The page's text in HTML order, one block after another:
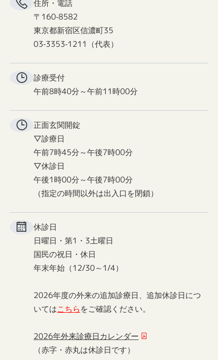
住所・電話
〒160-8582
東京都新宿区信濃町35
03-3353-1211（代表）
診療受付
午前8時40分～午前11時00分
正面玄関開錠
▽診療日
午前7時45分～午後7時00分
▽休診日
午後1時00分～午後7時00分
（指定の時間以外は出入口を閉鎖）
休診日
日曜日・第1・3土曜日
国民の祝日・休日
年末年始（12/30～1/4）
2026年度の外来の追加診療日、追加休診日につ
いてはこちらをご確認ください。
2026年外来診療日カレンダー
（赤字・赤丸は休診日です）